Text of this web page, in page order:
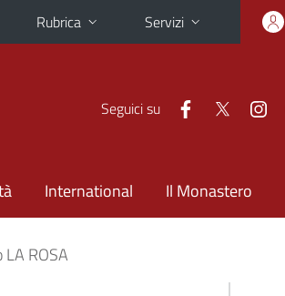
Rubrica Servizi
Seguici su
International Il Monastero
LA ROSA